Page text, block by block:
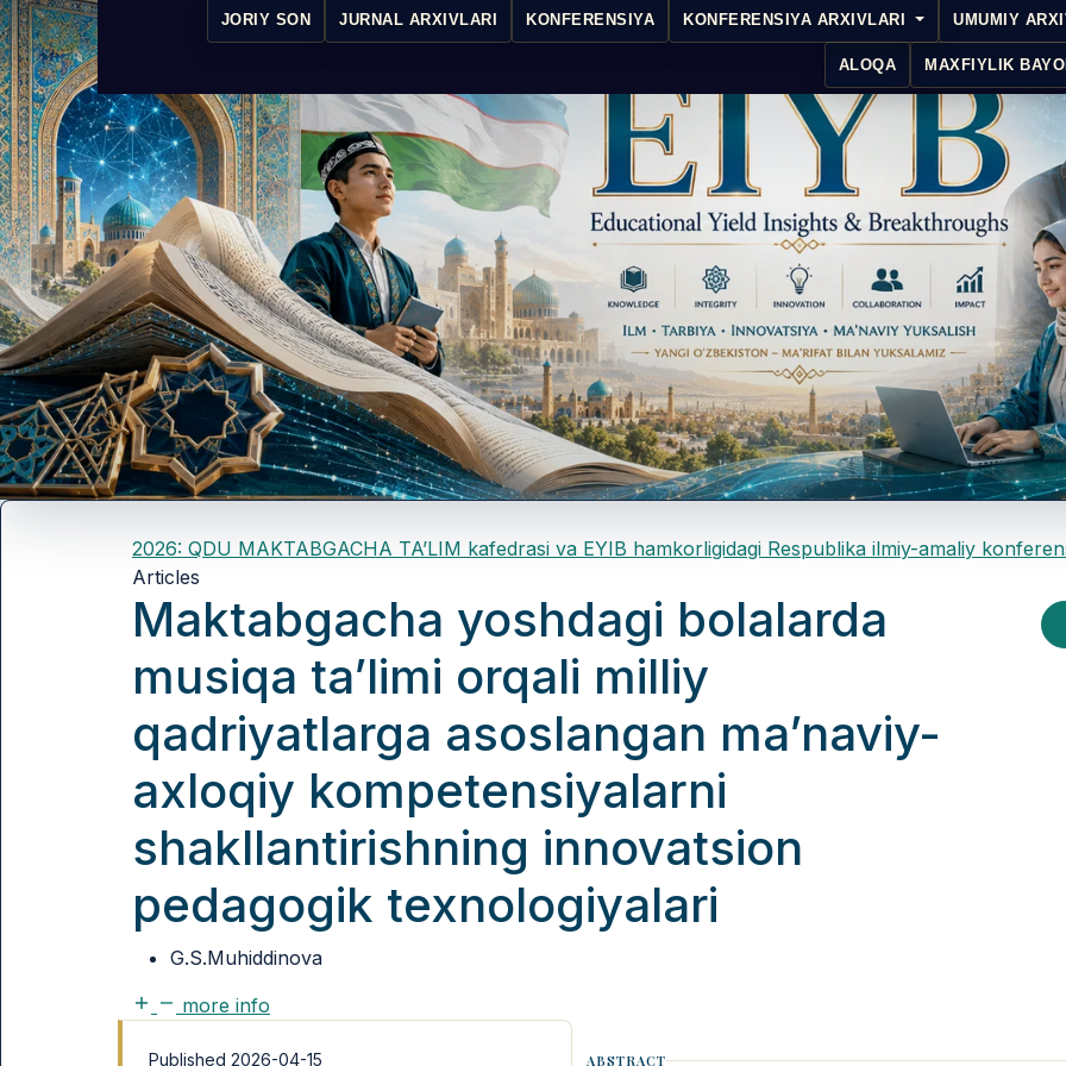
JORIY SON JURNAL ARXIVLARI KONFERENSIYA KONFERENSIYA ARXIVLARI UMUMIY
ALOQA MAXFIYLIK
2026: QDU MAKTABGACHA TA’LIM kafedrasi va EYIB hamkorligidagi Respublika ilmiy-amaliy
Articles
Maktabgacha yoshdagi bolalarda
musiqa ta’limi orqali milliy
qadriyatlarga asoslangan ma’naviy-
axloqiy kompetensiyalarni
shakllantirishning innovatsion
pedagogik texnologiyalari
G.S.Muhiddinova
more info
Published 2026-04-15 ABSTRACT